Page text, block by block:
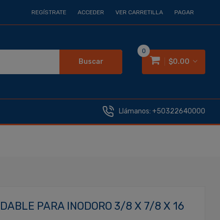
REGÍSTRATE ACCEDER VER CARRETILLA PAGAR
Buscar $0.00
0
Llámanos: +50322640000
PARA INODORO 3/8 X 7/8 X 16